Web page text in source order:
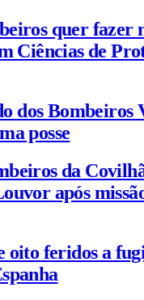
quer fazer
Ciências de
dos Bombeiros
posse
da
após
oito feridos a